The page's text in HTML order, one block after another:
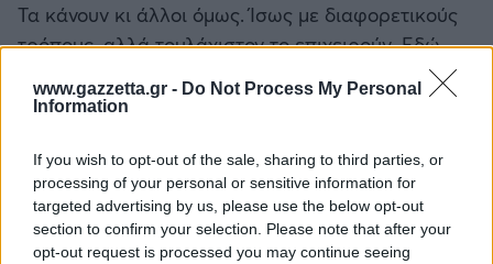
www.gazzetta.gr - Do Not Process My Personal
Information
If you wish to opt-out of the sale, sharing to third parties, or
processing of your personal or sensitive information for
targeted advertising by us, please use the below opt-out
section to confirm your selection. Please note that after your
opt-out request is processed you may continue seeing
Τα κάνουν κι άλλοι όμως. Ίσως με διαφορετικούς
τρόπους, αλλά τουλάχιστον το επιχειρούν. Εδώ
εύκολο να εντοπιστεί μία εστία διαφορετικότητας
κανονικότητας.